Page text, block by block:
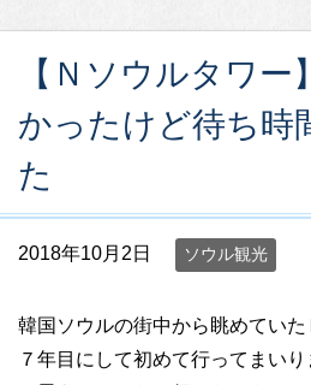
【Ｎソウルタワー
かったけど待ち時
た
2018年10月2日 ソウル観光
韓国ソウルの街中から眺めてい
７年目にして初めて行ってまい